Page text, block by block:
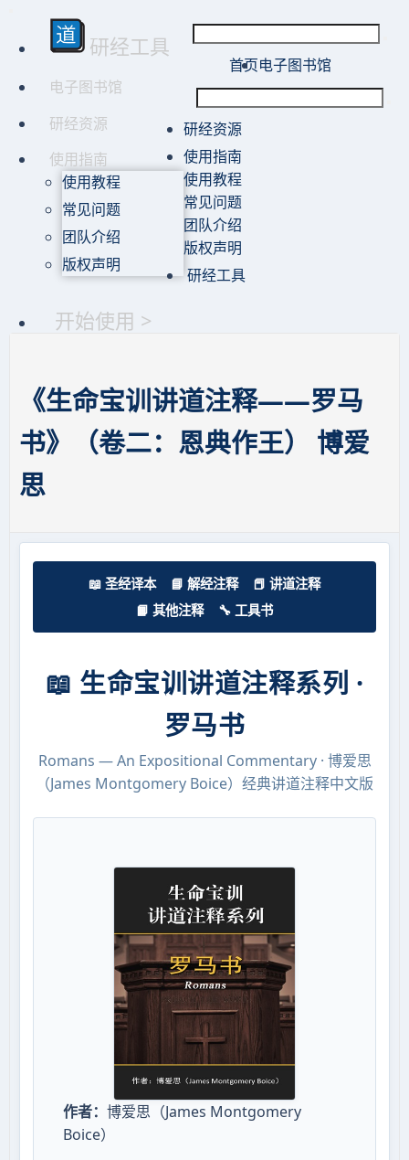
研经工具
电子图书馆
研经资源
使用指南
使用教程
常见问题
团队介绍
版权声明
开始使用 >
首页电子图书馆
研经资源
使用指南
使用教程
常见问题
团队介绍
版权声明
研经工具
《生命宝训讲道注释——罗马
书》（卷二：恩典作王） 博爱
思
📖 圣经译本 📘 解经注释
📕 讲道注释
📙 其他注释
🔧 工具书
📖 生命宝训讲道注释系列 ·
罗马书
Romans — An Expositional Commentary · 博爱思
（James Montgomery Boice）经典讲道注释中文版
作者： 博爱思（James Montgomery
Boice）